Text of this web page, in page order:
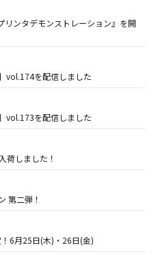
ンタデモンストレーション』を開
vol.174を配信しました
vol.173を配信しました
荷しました！
第二弾！
6月25日(木)・26日(金)